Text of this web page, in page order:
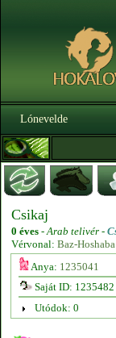
Lónevelde
Csikaj
0 éves -Arab telivér -
Vérvonal: Baz-
Anya: 1235041
Saját ID: 1235482
Utódok: 0